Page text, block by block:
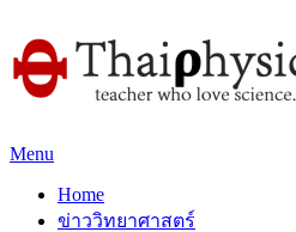
Menu
Home
ข่าววิทยาศาสตร์